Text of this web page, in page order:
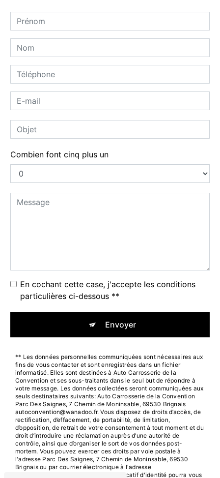
Combien font cinq plus un
En cochant cette case, j'accepte les conditions
particulières ci-dessous **
Envoyer
** Les données personnelles communiquées sont nécessaires aux
fins de vous contacter et sont enregistrées dans un fichier
informatisé. Elles sont destinées à Auto Carrosserie de la
Convention et ses sous-traitants dans le seul but de répondre à
votre message. Les données collectées seront communiquées aux
seuls destinataires suivants: Auto Carrosserie de la Convention
Parc Des Saignes, 7 Chemin de Moninsable, 69530 Brignais
autoconvention@wanadoo.fr. Vous disposez de droits d’accès, de
rectification, d’effacement, de portabilité, de limitation,
d’opposition, de retrait de votre consentement à tout moment et du
droit d’introduire une réclamation auprès d’une autorité de
contrôle, ainsi que d’organiser le sort de vos données post-
mortem. Vous pouvez exercer ces droits par voie postale à
l'adresse Parc Des Saignes, 7 Chemin de Moninsable, 69530
Brignais ou par courrier électronique à l'adresse
autoconvention@wanadoo.fr. Un justificatif d'identité pourra vous